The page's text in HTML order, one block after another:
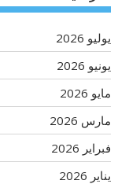
يوليو 2026
يونيو 2026
مايو 2026
مارس 2026
فبراير 2026
يناير 2026